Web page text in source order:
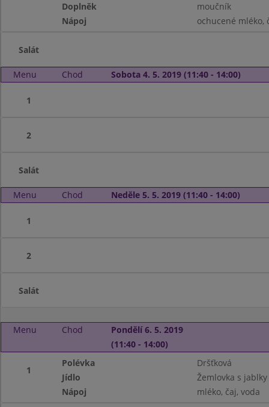
Doplněk
moučník
Nápoj
ochucené mléko,
Salát
Menu Chod Sobota 4. 5. 2019 (11:40 - 14:00)
1
2
Salát
Menu Chod Neděle 5. 5. 2019 (11:40 - 14:00)
1
2
Salát
Menu Chod
Pondělí 6. 5. 2019
(11:40 - 14:00)
1
Polévka
Dršťková
Jídlo
Žemlovka s
Nápoj
mléko, čaj, voda